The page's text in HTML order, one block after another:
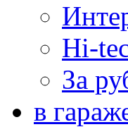
Hi-
За
в